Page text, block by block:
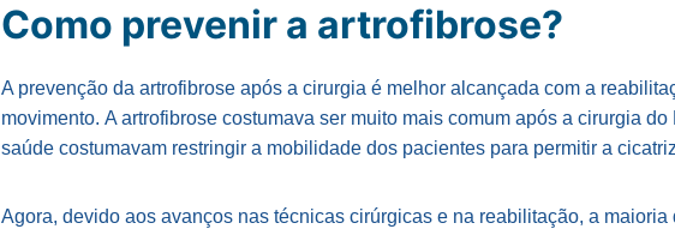
Como prevenir a artrofibrose?
A prevenção da artrofibrose após a cirurgia é melhor alcançada com a
movimento. A artrofibrose costumava ser muito mais comum após a cirurgia
saúde costumavam restringir a mobilidade dos pacientes para permitir a
Agora, devido aos avanços nas técnicas cirúrgicas e na reabilitação, a